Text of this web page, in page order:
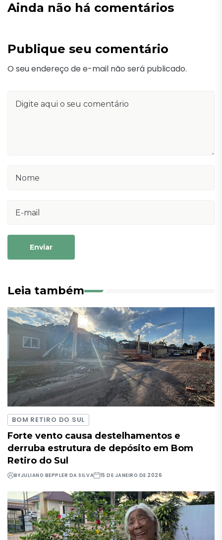
Ainda não há comentários
Publique seu comentário
O seu endereço de e-mail não será publicado.
Enviar
Leia também
BOM RETIRO DO SUL
Forte vento causa destelhamentos e
derruba estrutura de depósito em Bom
Retiro do Sul
BYJULIANO BEPPLER DA SILVA 15 DE JANEIRO DE 2026